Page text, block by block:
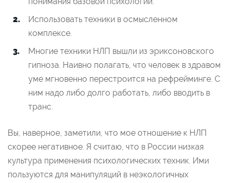
Использовать техники в осмысленном
комплексе.
Многие техники НЛП вышли из эриксоновского
гипноза. Наивно полагать, что человек в здравом
уме мгновенно перестроится на рефрейминге. С
ним надо либо долго работать, либо вводить в
транс.
Вы, наверное, заметили, что мое отношение к НЛП
скорее негативное. Я считаю, что в России низкая
культура применения психологических техник. Ими
пользуются для манипуляций в неэкологичных